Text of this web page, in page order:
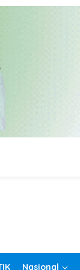
Nasional